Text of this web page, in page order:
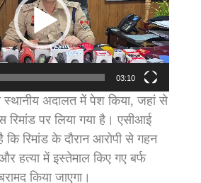
03:10
स्थानीय अदालत में पेश किया, जहां से
रिमांड पर लिया गया है। एसीआई
रिमांड के दौरान आरोपी से गहन
हत्या में इस्तेमाल किए गए बर्फ
किया जाएगा।